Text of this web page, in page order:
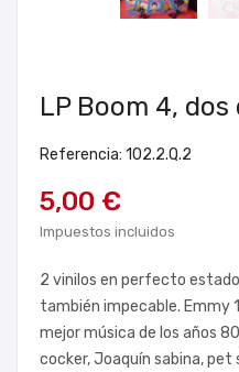
LP Boom 4, dos
Referencia: 102.2.Q.2
5,00 €
Impuestos incluidos
2 vinilos en perfecto
también impecable. Emmy
mejor música de los años
cocker, Joaquín sabina, pet